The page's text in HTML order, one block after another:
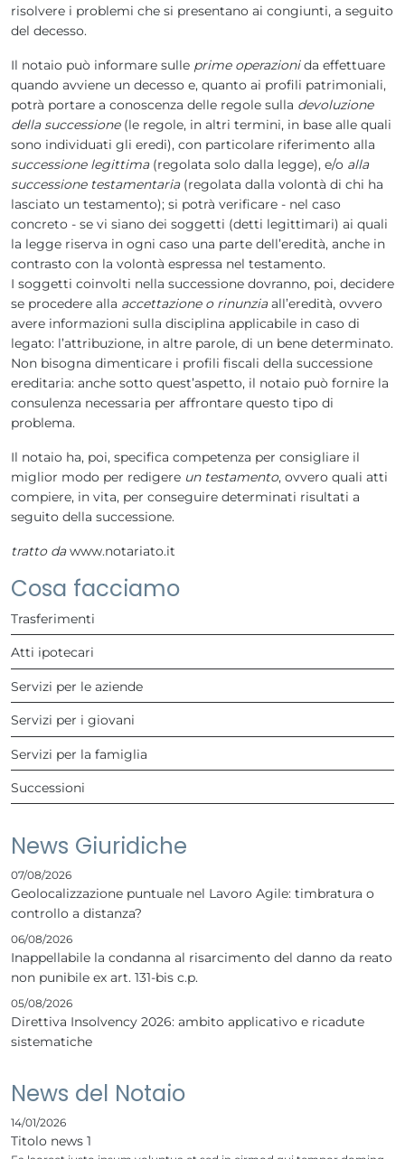
risolvere i problemi che si presentano ai congiunti, a seguito
del decesso.
Il notaio può informare sulle prime operazionida effettuare
quando avviene un decesso e, quanto ai profili patrimoniali,
potrà portare a conoscenza delle regole sulla devoluzione
della successione(le regole, in altri termini, in base alle quali
sono individuati gli eredi), con particolare riferimento alla
successione legittima(regolata solo dalla legge), e/o alla
successione testamentaria(regolata dalla volontà di chi ha
lasciato un testamento); si potrà verificare - nel caso
concreto - se vi siano dei soggetti (detti legittimari) ai quali
la legge riserva in ogni caso una parte dell’eredità, anche in
contrasto con la volontà espressa nel testamento.
I soggetti coinvolti nella successione dovranno, poi, decidere
se procedere alla accettazione o rinunziaall’eredità, ovvero
avere informazioni sulla disciplina applicabile in caso di
legato: l’attribuzione, in altre parole, di un bene determinato.
Non bisogna dimenticare i profili fiscali della successione
ereditaria: anche sotto quest’aspetto, il notaio può fornire la
consulenza necessaria per affrontare questo tipo di
problema.
Il notaio ha, poi, specifica competenza per consigliare il
miglior modo per redigere un testamento, ovvero quali atti
compiere, in vita, per conseguire determinati risultati a
seguito della successione.
tratto dawww.notariato.it
Cosa facciamo
Trasferimenti
Atti ipotecari
Servizi per le aziende
Servizi per i giovani
Servizi per la famiglia
Successioni
News Giuridiche
07/08/2026
Geolocalizzazione puntuale nel Lavoro Agile: timbratura o
controllo a distanza?
06/08/2026
Inappellabile la condanna al risarcimento del danno da reato
non punibile ex art. 131-bis c.p.
05/08/2026
Direttiva Insolvency 2026: ambito applicativo e ricadute
sistematiche
News del Notaio
14/01/2026
Titolo news 1